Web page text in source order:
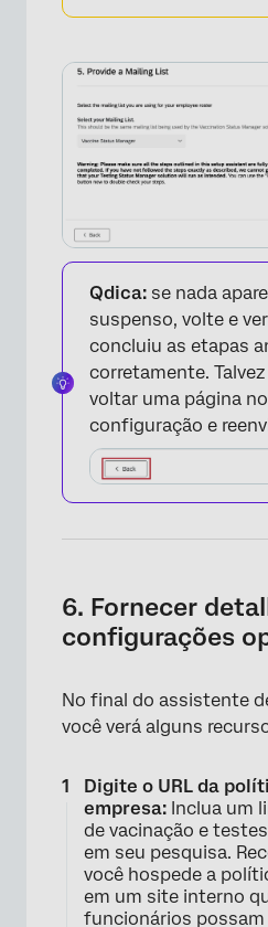
Qdica: se nada
suspenso, volte e
concluiu as etapas
corretamente.
voltar uma página
configuração e
6. Fornecer
configurações
No final do assistente
você verá alguns
Digite o URL da
empresa: Inclua um
de vacinação e
em seu pesquisa.
você hospede a
em um site interno
funcionários possam